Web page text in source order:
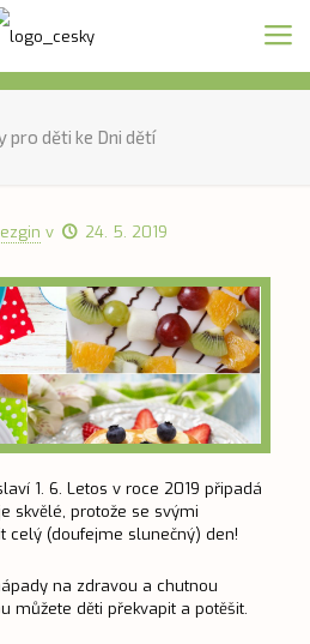
pro děti ke Dni dětí
v 24. 5. 2019
1. 6. Letos v roce 2019 připadá
skvělé, protože se svými
celý (doufejme slunečný) den!
na zdravou a chutnou
můžete děti překvapit a potěšit.